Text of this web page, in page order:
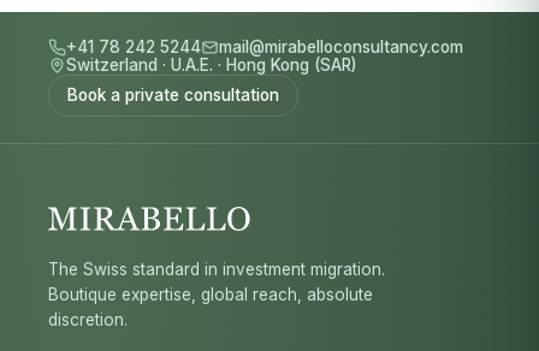
+41 78 242 5244
mail@mirabelloconsultancy.com
Switzerland · U.A.E. · Hong Kong (SAR)
Book a private consultation
The Swiss standard in investment migration.
Boutique expertise, global reach, absolute
discretion.